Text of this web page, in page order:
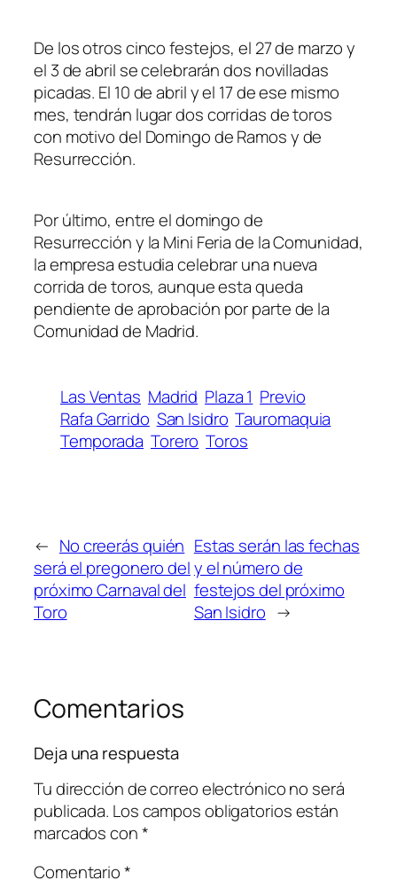
De los otros cinco festejos, el 27 de marzo y
el 3 de abril se celebrarán dos novilladas
picadas. El 10 de abril y el 17 de ese mismo
mes, tendrán lugar dos corridas de toros
con motivo del Domingo de Ramos y de
Resurrección.
Por último, entre el domingo de
Resurrección y la Mini Feria de la Comunidad,
la empresa estudia celebrar una nueva
corrida de toros, aunque esta queda
pendiente de aprobación por parte de la
Comunidad de Madrid.
Las Ventas Madrid Plaza 1 Previo
Rafa Garrido San Isidro Tauromaquia
Temporada Torero Toros
← No creerás quién
será el pregonero del
próximo Carnaval del
Toro
Estas serán las fechas
y el número de
festejos del próximo
San Isidro →
Comentarios
Deja una respuesta
Tu dirección de correo electrónico no será
publicada. Los campos obligatorios están
marcados con*
Comentario*